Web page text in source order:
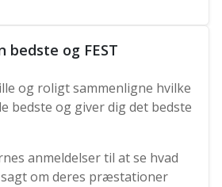
bedste og FEST
og roligt sammenligne hvilke
bedste og giver dig det bedste
anmeldelser til at se hvad
om deres præstationer